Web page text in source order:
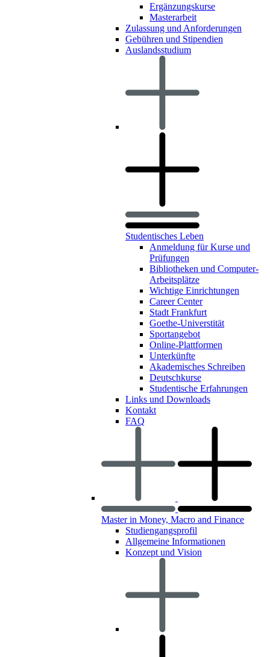
Ergänzungskurse
Masterarbeit
Zulassung und Anforderungen
Gebühren und Stipendien
Auslandsstudium
Studentisches Leben
Anmeldung für Kurse und
Prüfungen
Bibliotheken und Computer-
Arbeitsplätze
Wichtige Einrichtungen
Career Center
Stadt Frankfurt
Goethe-Universtität
Sportangebot
Online-Plattformen
Unterkünfte
Akademisches Schreiben
Deutschkurse
Studentische Erfahrungen
Links und Downloads
Kontakt
FAQ
Master in Money, Macro and Finance
Studiengangsprofil
Allgemeine Informationen
Konzept und Vision